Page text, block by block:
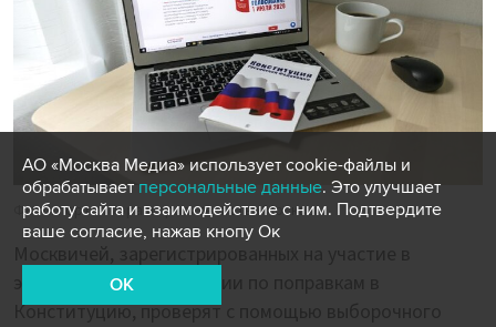
Фото: портал мэра и правительства Москвы
электронном голосовании по поправкам в
Конституцию, проверят с помощью выборочного
АО «Москва Медиа» использует cookie-файлы и
обрабатывает персональные данные. Это улучшает
работу сайта и взаимодействие с ним. Подтвердите
ваше согласие, нажав кнопу Ок
OK